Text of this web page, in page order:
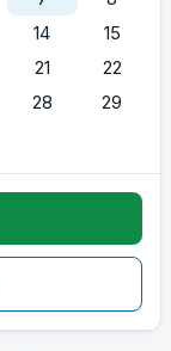
14
15
21
22
28
29